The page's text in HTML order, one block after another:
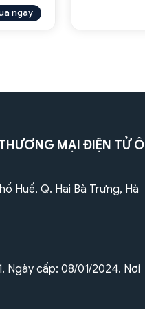
ngay
MẠI ĐIỆN TỬ Ô
Huế, Q. Hai Bà Trưng, Hà
Ngày cấp: 08/01/2024. Nơi